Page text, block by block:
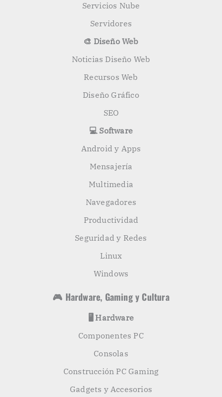
Servicios Nube
Servidores
🎨 Diseño Web
Noticias Diseño Web
Recursos Web
Diseño Gráfico
SEO
💻 Software
Android y Apps
Mensajería
Multimedia
Navegadores
Productividad
Seguridad y Redes
Linux
Windows
🎮 Hardware, Gaming y Cultura
🖥️ Hardware
Componentes PC
Consolas
Construcción PC Gaming
Gadgets y Accesorios